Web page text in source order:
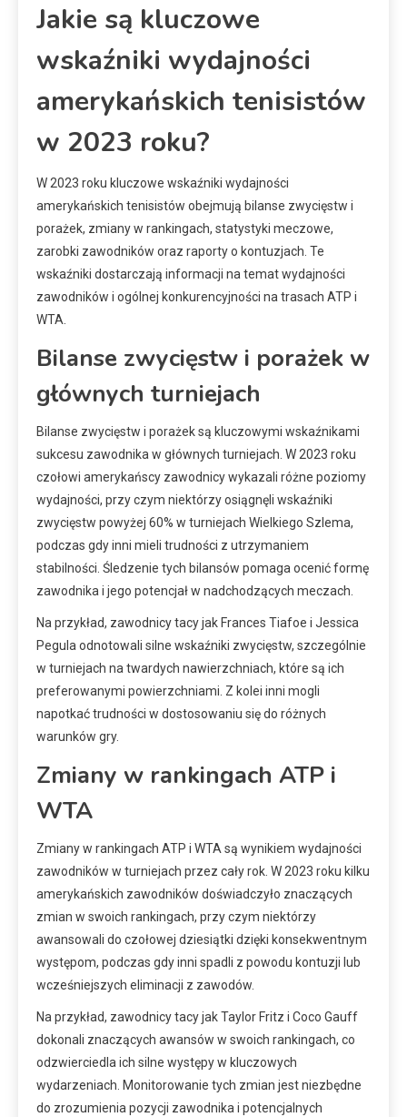
Jakie są kluczowe
wskaźniki wydajności
amerykańskich tenisistów
w 2023 roku?
W 2023 roku kluczowe wskaźniki wydajności
amerykańskich tenisistów obejmują bilanse zwycięstw i
porażek, zmiany w rankingach, statystyki meczowe,
zarobki zawodników oraz raporty o kontuzjach. Te
wskaźniki dostarczają informacji na temat wydajności
zawodników i ogólnej konkurencyjności na trasach ATP i
WTA.
Bilanse zwycięstw i porażek w
głównych turniejach
Bilanse zwycięstw i porażek są kluczowymi wskaźnikami
sukcesu zawodnika w głównych turniejach. W 2023 roku
czołowi amerykańscy zawodnicy wykazali różne poziomy
wydajności, przy czym niektórzy osiągnęli wskaźniki
zwycięstw powyżej 60% w turniejach Wielkiego Szlema,
podczas gdy inni mieli trudności z utrzymaniem
stabilności. Śledzenie tych bilansów pomaga ocenić formę
zawodnika i jego potencjał w nadchodzących meczach.
Na przykład, zawodnicy tacy jak Frances Tiafoe i Jessica
Pegula odnotowali silne wskaźniki zwycięstw, szczególnie
w turniejach na twardych nawierzchniach, które są ich
preferowanymi powierzchniami. Z kolei inni mogli
napotkać trudności w dostosowaniu się do różnych
warunków gry.
Zmiany w rankingach ATP i
WTA
Zmiany w rankingach ATP i WTA są wynikiem wydajności
zawodników w turniejach przez cały rok. W 2023 roku kilku
amerykańskich zawodników doświadczyło znaczących
zmian w swoich rankingach, przy czym niektórzy
awansowali do czołowej dziesiątki dzięki konsekwentnym
występom, podczas gdy inni spadli z powodu kontuzji lub
wcześniejszych eliminacji z zawodów.
Na przykład, zawodnicy tacy jak Taylor Fritz i Coco Gauff
dokonali znaczących awansów w swoich rankingach, co
odzwierciedla ich silne występy w kluczowych
wydarzeniach. Monitorowanie tych zmian jest niezbędne
do zrozumienia pozycji zawodnika i potencjalnych